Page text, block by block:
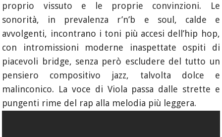
proprio vissuto e le proprie convinzioni. Le
sonorità, in prevalenza r’n’b e soul, calde e
avvolgenti, incontrano i toni più accesi dell’hip hop,
con intromissioni moderne inaspettate ospiti di
piacevoli bridge, senza però escludere del tutto un
pensiero compositivo jazz, talvolta dolce e
malinconico. La voce di Viola passa dalle strette e
pungenti rime del rap alla melodia più leggera.